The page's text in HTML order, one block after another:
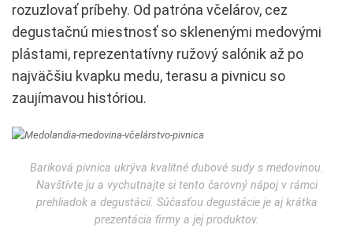
rozuzlovať príbehy. Od patróna včelárov, cez
degustačnú miestnosť so sklenenými medovými
plástami, reprezentatívny ružový salónik až po
najväčšiu kvapku medu, terasu a pivnicu so
zaujímavou históriou.
Bariková pivnica ukrýva kvalitné dubové sudy s medovinou.
Navštívte ju a vychutnajte si tento čarovný nápoj v rámci
prehliadok a degustácií. Súčasťou degustácie je aj krátka
prezentácia firmy a jej produktov.